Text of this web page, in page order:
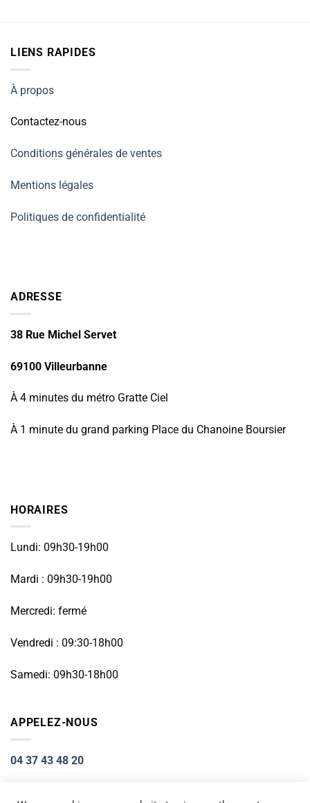
LIENS RAPIDES
À propos
Contactez-nous
Conditions générales de ventes
Mentions légales
Politiques de confidentialité
ADRESSE
38 Rue Michel Servet
69100 Villeurbanne
À 4 minutes du métro Gratte Ciel
À 1 minute du grand parking Place du Chanoine Boursier
HORAIRES
Lundi: 09h30-19h00
Mardi : 09h30-19h00
Mercredi: fermé
Vendredi : 09:30-18h00
Samedi: 09h30-18h00
APPELEZ-NOUS
04 37 43 48 20